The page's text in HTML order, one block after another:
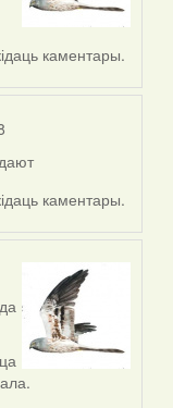
каментары.
каментары.